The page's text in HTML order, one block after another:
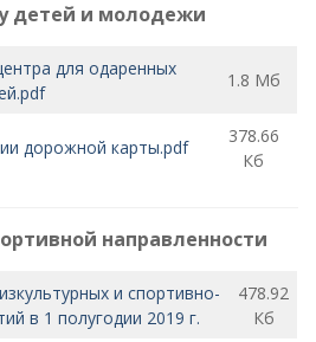
детей и молодежи
для одаренных
1.8 Мб
дорожной карты.pdf
378.66
Кб
направленности
и спортивно-
в 1 полугодии 2019 г.
478.92
Кб